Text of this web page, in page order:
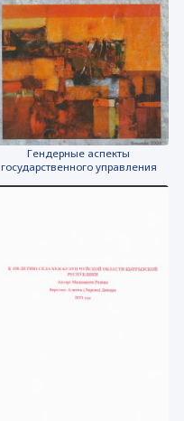
Гендерные аспекты
государственного управления